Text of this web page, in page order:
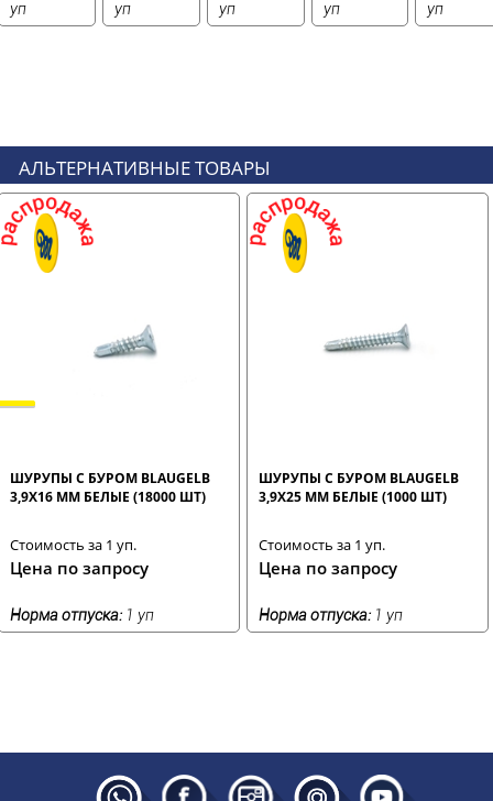
уп уп уп уп уп
АЛЬТЕРНАТИВНЫЕ ТОВАРЫ
ШУРУПЫ С БУРОМ BLAUGELB
3,9Х16 ММ БЕЛЫЕ (18000 ШТ)
Стоимость за 1 уп.
Цена по запросу
Норма отпуска: 1 уп
ШУРУПЫ С БУРОМ BLAUGELB
3,9Х25 ММ БЕЛЫЕ (1000 ШТ)
Стоимость за 1 уп.
Цена по запросу
Норма отпуска:1 уп